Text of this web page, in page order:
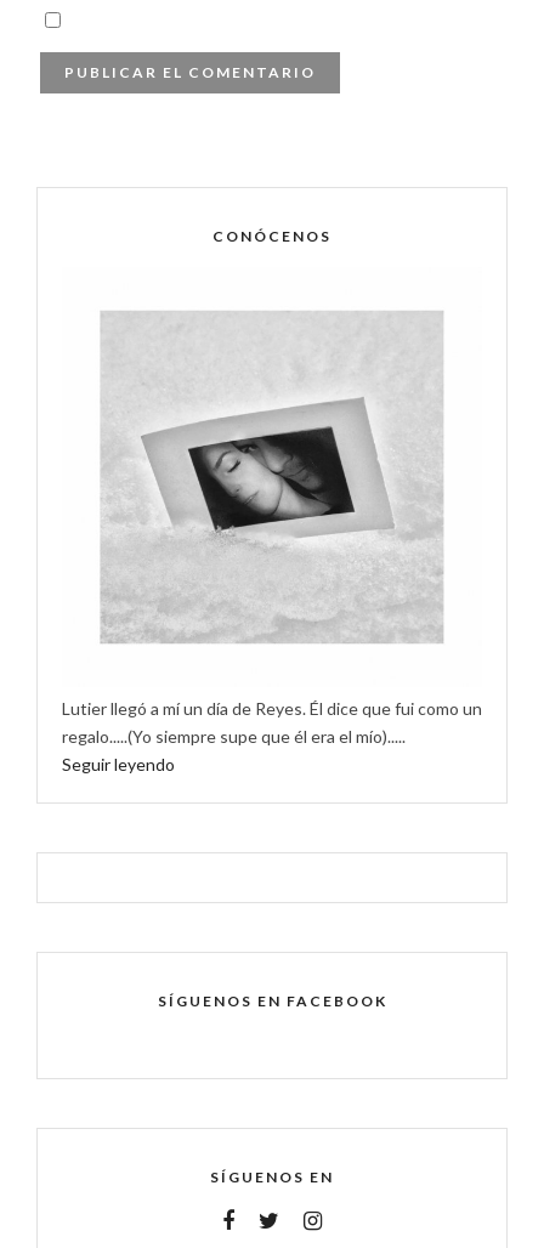
CONÓCENOS
Lutier llegó a mí un día de Reyes. Él dice que fui como un
regalo.....(Yo siempre supe que él era el mío).....
Seguir leyendo
SÍGUENOS EN FACEBOOK
SÍGUENOS EN